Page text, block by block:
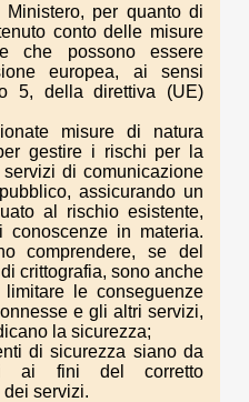
per quanto di
conto delle misure
che possono essere
europea, ai sensi
5, della direttiva (UE)
misure di natura
gestire i rischi per la
di comunicazione
assicurando un
al rischio esistente,
in materia.
comprendere, se del
crittografia, sono anche
le conseguenze
e gli altri servizi,
la sicurezza;
di sicurezza siano da
ai fini del corretto
servizi.